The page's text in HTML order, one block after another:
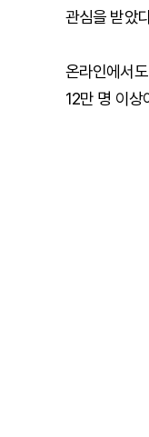
관심을 받았
온라인에서
12만 명 이상